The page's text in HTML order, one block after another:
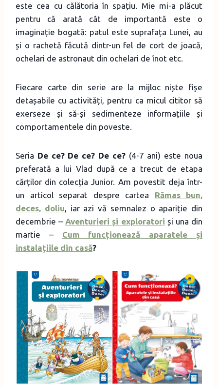
este cea cu călătoria în spațiu. Mie mi-a plăcut
pentru că arată cât de importantă este o
imaginație bogată: patul este suprafața Lunei, au
și o rachetă făcută dintr-un fel de cort de joacă,
ochelari de astronaut din ochelari de înot etc.
Fiecare carte din serie are la mijloc niște fișe
detașabile cu activități, pentru ca micul cititor să
exerseze și să-și sedimenteze informațiile și
comportamentele din poveste.
Seria De ce? De ce? De ce?(4-7 ani) este noua
preferată a lui Vlad după ce a trecut de etapa
cărților din colecția Junior. Am povestit deja într-
un articol separat despre cartea Rămas bun,
deces, doliu, iar azi vă semnalez o apariție din
decembrie –Aventurieri și exploratori și una din
martie – Cum funcționează aparatele și
instalațiile din casă?